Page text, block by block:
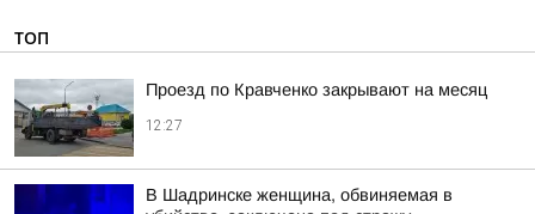
ТОП
Проезд по Кравченко закрывают на месяц
12:27
В Шадринске женщина, обвиняемая в